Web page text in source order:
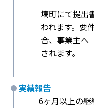
塙町にて提出
われます。要
合、事業主へ
されます。
実績報告
6ヶ月以上の継